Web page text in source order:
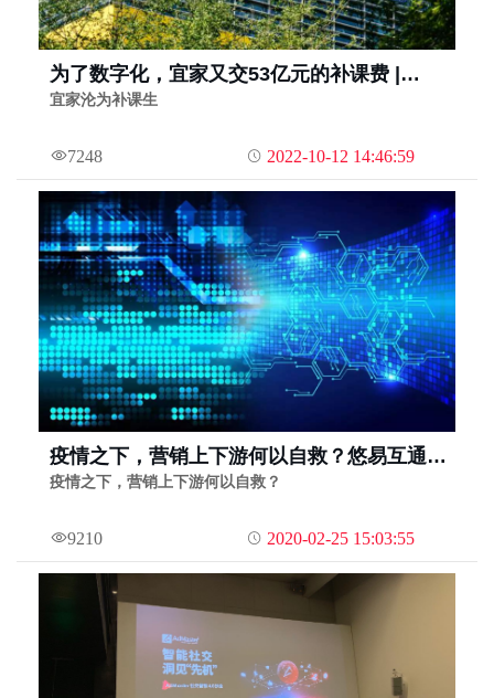
为了数字化，宜家又交53亿元的补课费 |
Morketing企业数字化⑨
宜家沦为补课生
7248 2022-10-12 14:46:59
疫情之下，营销上下游何以自救？悠易互通、
立白、微吼：倒逼企业加速数字化 |
疫情之下，营销上下游何以自救？
9210 2020-02-25 15:03:55